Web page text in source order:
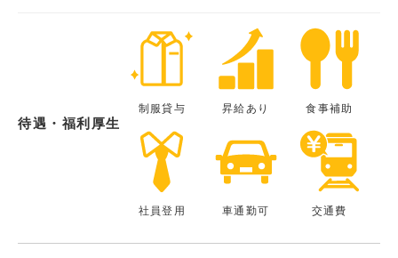
待遇・福利厚生
制服貸与 昇給あり 食事補助
社員登用 車通勤可 交通費